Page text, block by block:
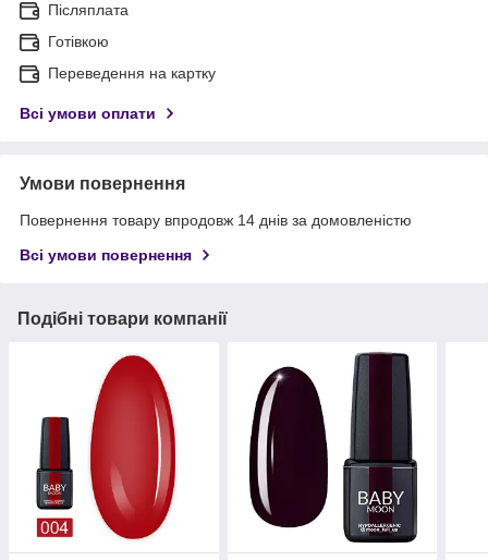
Післяплата
Готівкою
Переведення на картку
Всі умови оплати
Умови повернення
Повернення товару впродовж 14 днів за домовленістю
Всі умови повернення
Подібні товари компанії